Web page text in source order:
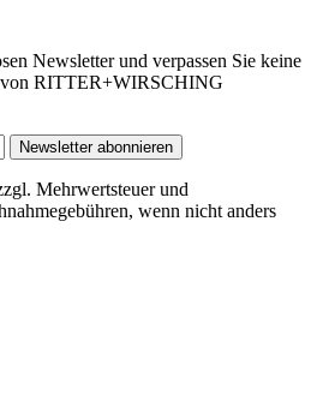
Newsletter und verpassen Sie keine
RITTER+WIRSCHING
Newsletter abonnieren
Mehrwertsteuer und
wenn nicht anders